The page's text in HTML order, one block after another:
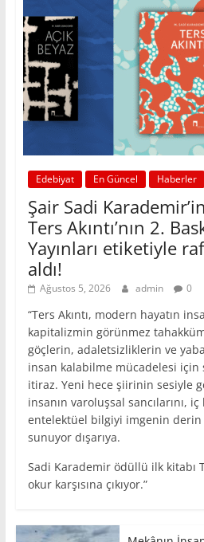
Edebiyat En Güncel Haberler
Şair Sadi
Ters Akıntı’nın 2.
Yayınları etiketiyle
aldı!
Ağustos 5, 2026 admin 0
“Ters Akıntı, modern hayatın
kapitalizmin görünmez
göçlerin, adaletsizliklerin ve
insan kalabilme mücadelesi
itiraz. Yeni hece şiirinin sesiyle
insanın varoluşsal sancılarını,
entelektüel bilgiyi imgenin derin
sunuyor dışarıya.
Sadi Karademir ödüllü ilk kitabı
okur karşısına çıkıyor.”